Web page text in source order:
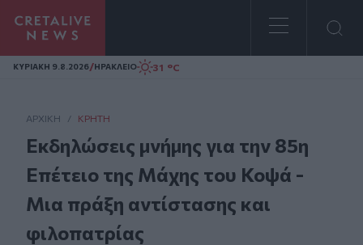
Homepage
ΚΥΡΙΑΚΗ 9.8.2026/ΗΡΑΚΛΕΙΟ 31 °C
ΑΡΧΙΚΗ / ΚΡΉΤΗ
Εκδηλώσεις μνήμης για την 85η
Επέτειο της Μάχης του Κοψά -
Μια πράξη αντίστασης και
φιλοπατρίας